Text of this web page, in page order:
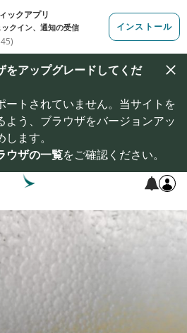
をアップグレードしてくだ
ートされていません。当サイトを
よう、ブラウザをバージョンアッ
ます。
ウザの一覧をご確認ください。